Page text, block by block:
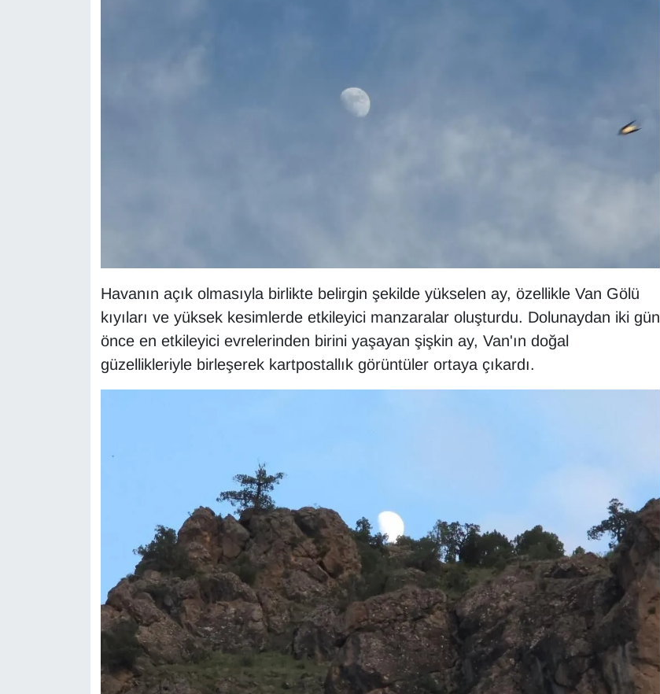
Havanın açık olmasıyla birlikte belirgin şekilde yükselen ay, özellikle Van Gölü
kıyıları ve yüksek kesimlerde etkileyici manzaralar oluşturdu. Dolunaydan iki gün
önce en etkileyici evrelerinden birini yaşayan şişkin ay, Van'ın doğal
güzellikleriyle birleşerek kartpostallık görüntüler ortaya çıkardı.
ONE EKONOMİ